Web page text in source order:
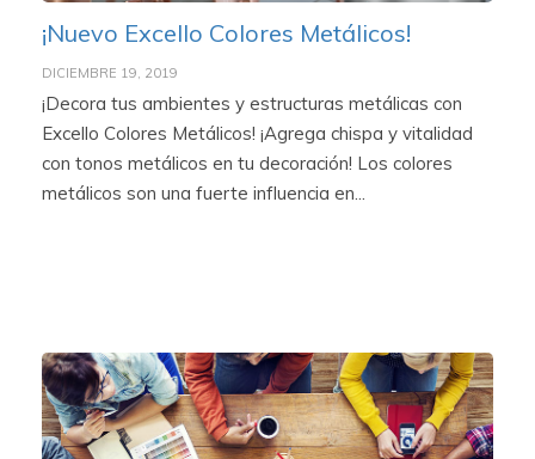
¡Nuevo Excello Colores Metálicos!
DICIEMBRE 19, 2019
¡Decora tus ambientes y estructuras metálicas con
Excello Colores Metálicos! ¡Agrega chispa y vitalidad
con tonos metálicos en tu decoración! Los colores
metálicos son una fuerte influencia en...